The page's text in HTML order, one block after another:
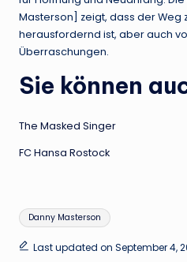
Masterson] zeigt, dass der Weg
herausfordernd ist, aber auch
Überraschungen.
Sie können
The Masked Singer
FC Hansa Rostock
Tags:
Danny Masterson
Last updated on September 4,